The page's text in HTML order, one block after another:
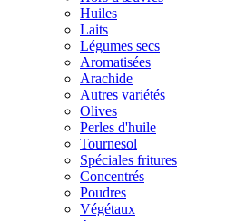
Huiles
Laits
Légumes secs
Aromatisées
Arachide
Autres variétés
Olives
Perles d'huile
Tournesol
Spéciales fritures
Concentrés
Poudres
Végétaux